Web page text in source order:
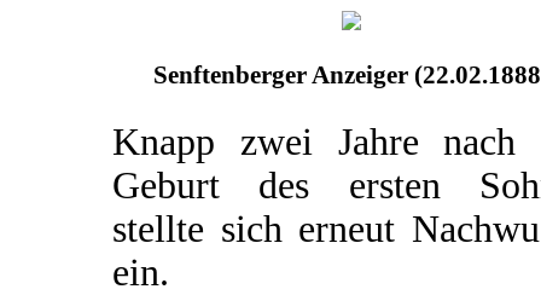
Senftenberger Anzeiger
Knapp zwei Jahre nach
Geburt des ersten
stellte sich erneut
ein.